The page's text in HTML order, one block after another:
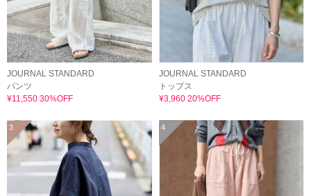
JOURNAL STANDARD
パンツ
¥11,550 30%OFF
JOURNAL STANDARD
トップス
¥3,960 20%OFF
3 4